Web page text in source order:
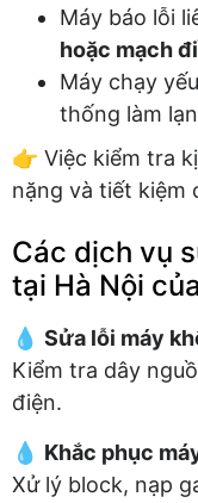
Máy báo lỗi
hoặc mạch
Máy chạy
thống làm
👉 Việc kiểm tra
nặng và tiết kiệm
Các dịch vụ
tại Hà Nội
💧 Sửa lỗi máy
Kiểm tra dây
điện.
💧 Khắc phục
Xử lý block, nạp